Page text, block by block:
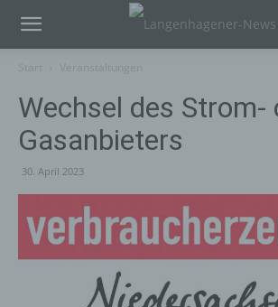
Wechsel des Strom-
Gasanbieters
30. April 2023